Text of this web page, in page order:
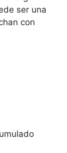
ser una
con